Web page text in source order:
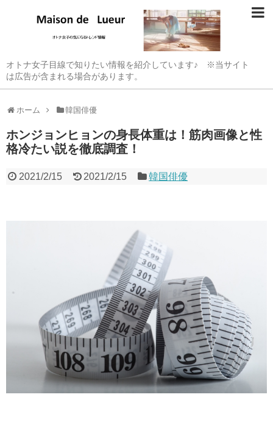
オトナ女子目線で知りたい情報を紹介しています♪ ※当サイト
は広告が含まれる場合があります。
ホーム 韓国俳優
ホンジョンヒョンの身長体重は！筋肉画像と性
格冷たい説を徹底調査！
2021/2/15 2021/2/15 韓国俳優